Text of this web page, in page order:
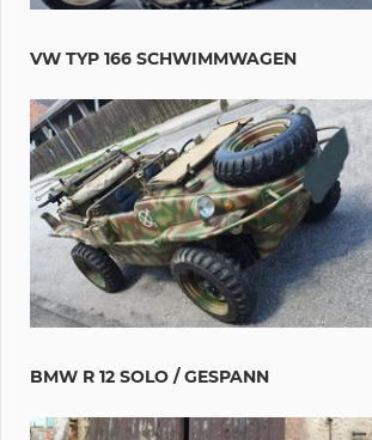
VW TYP 166 SCHWIMMWAGEN
BMW R 12 SOLO / GESPANN